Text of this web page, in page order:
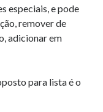
Makefile
USB Asp
[Table
should be
especiais, e pode
remover de
adicionar em
para lista é o